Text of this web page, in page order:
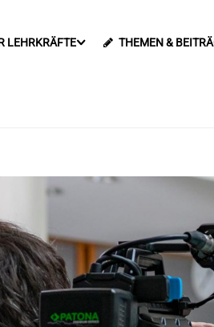
LEHRKRÄFTE THEMEN &